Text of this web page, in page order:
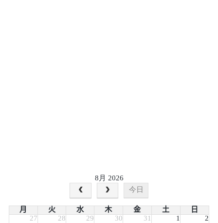
8月 2026
今日
月 火 水 木 金 土
日
27
28 29 30 31 1 2